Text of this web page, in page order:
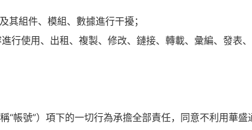
其組件、模組、數據進行干擾；
行使用、出租、複製、修改、鏈接、轉載、彙編、發表
“帳號”）項下的一切行為承擔全部責任，同意不利用華